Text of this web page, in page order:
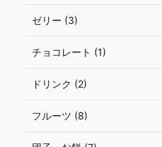
ゼリー (3)
チョコレート (1)
ドリンク (2)
フルーツ (8)